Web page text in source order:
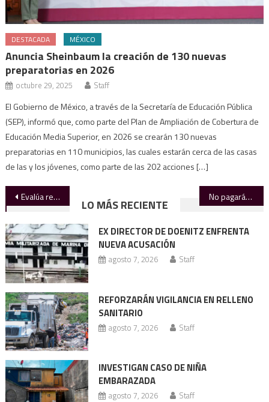
DESTACADA MÉXICO
Anuncia Sheinbaum la creación de 130 nuevas
preparatorias en 2026
octubre 29, 2025 Staff
El Gobierno de México, a través de la Secretaría de Educación Pública
(SEP), informó que, como parte del Plan de Ampliación de Cobertura de
Educación Media Superior, en 2026 se crearán 130 nuevas
preparatorias en 110 municipios, las cuales estarán cerca de las casas
de las y los jóvenes, como parte de las 202 acciones […]
Navegación
de
entradas
Evalúa rector avances institucionales de la UAT No pagarán cuota en Rumbo Nuevo profes y médicos
LO MÁS RECIENTE
EX DIRECTOR DE DOENITZ ENFRENTA
NUEVA ACUSACIÓN
agosto 7, 2026 Staff
REFORZARÁN VIGILANCIA EN RELLENO
SANITARIO
agosto 7, 2026 Staff
INVESTIGAN CASO DE NIÑA
EMBARAZADA
agosto 7, 2026 Staff